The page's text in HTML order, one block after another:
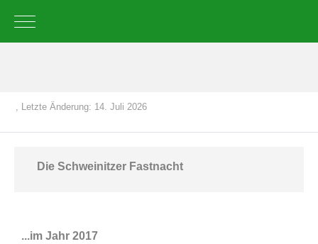
Mobile Menu Toggle
, Letzte Änderung: 14. Juli 2026
Die Schweinitzer Fastnacht
...im Jahr 2017